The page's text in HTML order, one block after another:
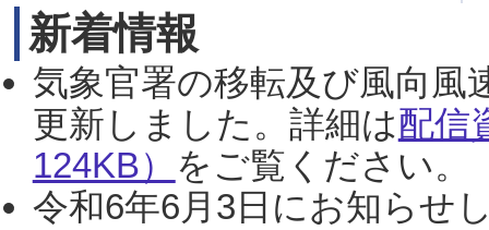
新着情報
気象官署の移転及び風向風
更新しました。詳細は配信
124KB） をご覧ください。
令和6年6月3日にお知らせ